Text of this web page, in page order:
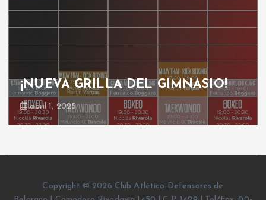
¡NUEVA GRILLA DEL GIMNASIO!
abril 1, 2025
Copyright © 2026 Club Atlético Defensores de